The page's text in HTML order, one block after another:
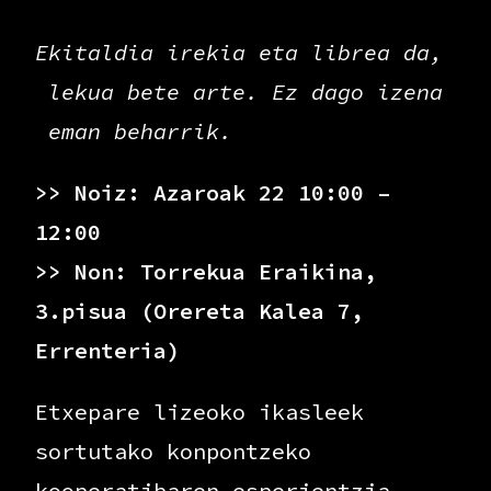
Ekitaldia irekia eta librea da,
lekua bete arte. Ez dago izena
eman beharrik.
>> Noiz: Azaroak 22 10:00 –
12:00
>> Non: Torrekua Eraikina,
3.pisua (Orereta Kalea 7,
Errenteria)
Etxepare lizeoko ikasleek
sortutako konpontzeko